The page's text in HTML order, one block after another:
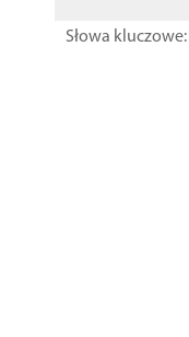
Słowa kluczowe: